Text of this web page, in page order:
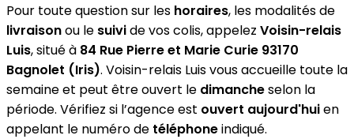
Pour toute question sur les horaires, les modalités de
livraisonou le suivide vos colis, appelez Voisin-relais
Luis, situé à 84 Rue Pierre et Marie Curie 93170
Bagnolet (Iris). Voisin-relais Luis vous accueille toute la
semaine et peut être ouvert le dimancheselon la
période. Vérifiez si l’agence est ouvert aujourd'huien
appelant le numéro de téléphoneindiqué.